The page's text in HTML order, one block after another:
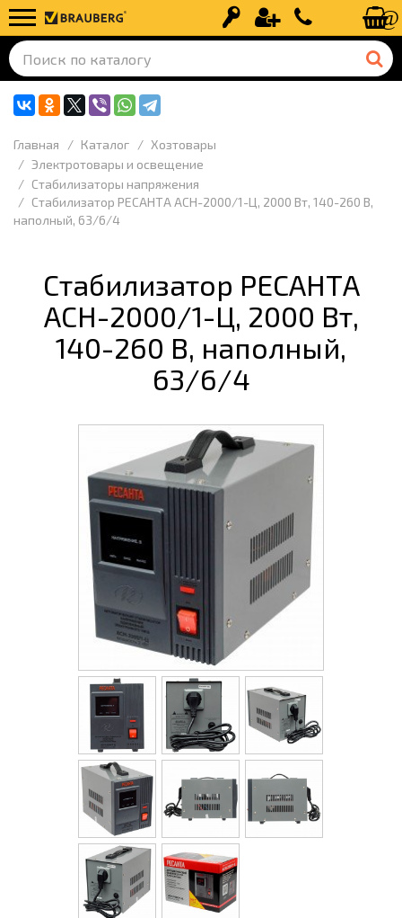
Вход Регистрация+7 (499) 110-
Главная Каталог
Хозтовары
Электротовары и освещение
Стабилизаторы напряжения
Стабилизатор РЕСАНТА АСН-2000/1-Ц, 2000 Вт, 140-260 В,
наполный, 63/6/4
Стабилизатор РЕСАНТА
АСН-2000/1-Ц, 2000 Вт,
140-260 В, наполный,
63/6/4